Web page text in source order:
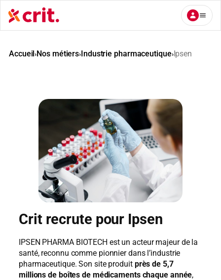
Aller
au
contenu
Accueil›Nos métiers›Industrie pharmaceutique›Ipsen
Crit recrute pour Ipsen
IPSEN PHARMA BIOTECH est un acteur majeur de la
santé, reconnu comme pionnier dans l’industrie
pharmaceutique. Son site produit près de 5,7
millions de boîtes de médicaments chaque année,